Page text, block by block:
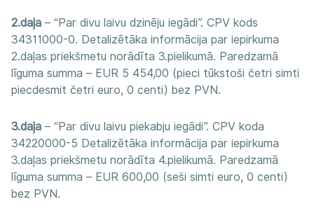
2.daļa – “Par divu laivu dzinēju iegādi”. CPV kods
34311000-0. Detalizētāka informācija par iepirkuma
2.daļas priekšmetu norādīta 3.pielikumā. Paredzamā
līguma summa – EUR 5 454,00 (pieci tūkstoši četri simti
piecdesmit četri euro, 0 centi) bez PVN.
3.daļa – “Par divu laivu piekabju iegādi”. CPV koda
34220000-5 Detalizētāka informācija par iepirkuma
3.daļas priekšmetu norādīta 4.pielikumā. Paredzamā
līguma summa – EUR 600,00 (seši simti euro, 0 centi)
bez PVN.